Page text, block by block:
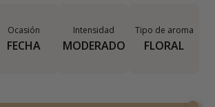
Ocasión
FECHA
Intensidad
MODERADO
Tipo de aroma
FLORAL